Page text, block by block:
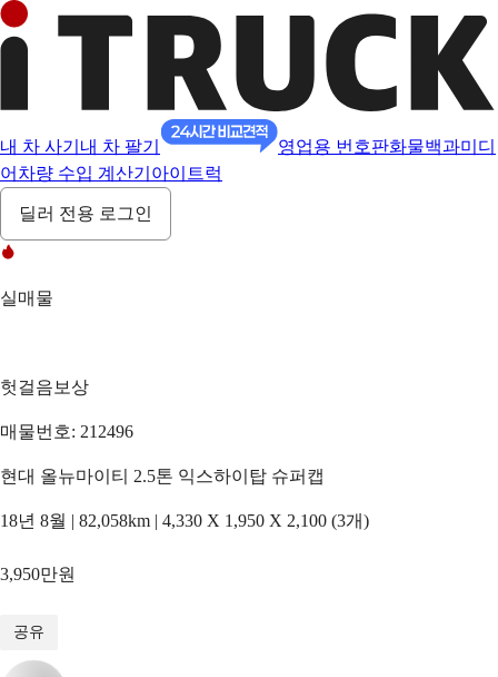
내 차 사기 내 차 팔기 영업용 번호판화물백과미디
어 차량 수입 계산기 아이트럭
딜러 전용 로그인
실매물
헛걸음보상
매물번호: 212496
현대 올뉴마이티 2.5톤 익스하이탑 슈퍼캡
18년 8월 | 82,058km | 4,330 X 1,950 X 2,100 (3개)
3,950만원
공유
/19